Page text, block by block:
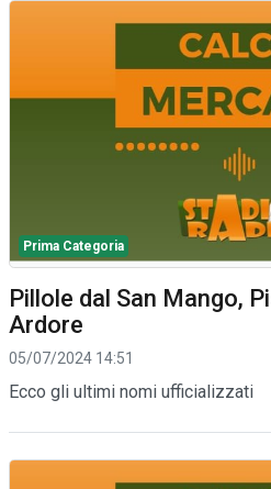
Prima Categoria
Pillole dal San Mango,
Ardore
05/07/2024 14:51
Ecco gli ultimi nomi ufficializzati